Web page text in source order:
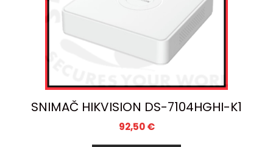
SNIMAČ HIKVISION DS-7104HGHI-K1
92,50€